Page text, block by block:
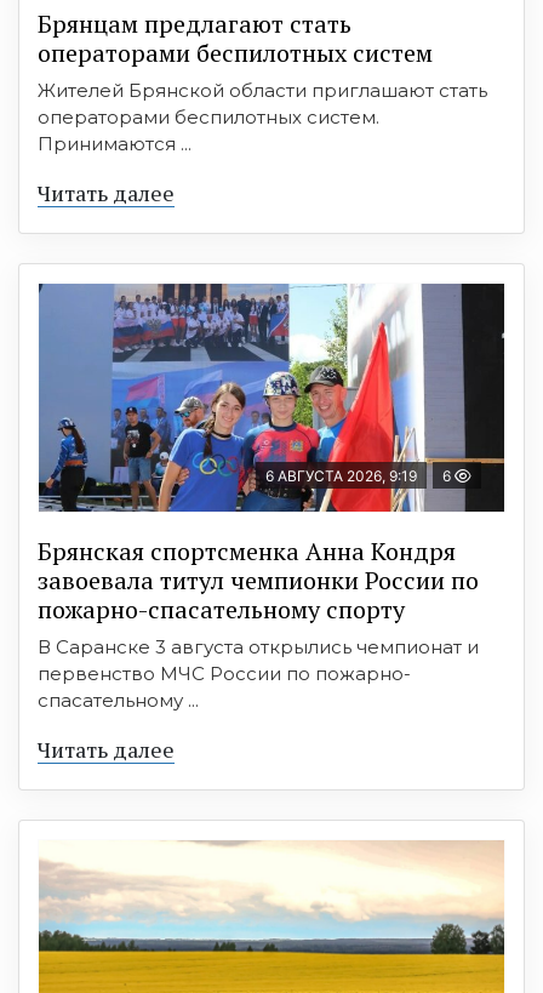
Брянцам предлагают cтать
оперaтoрами бeспилотных систeм
Жителей Брянской области приглашают стать
операторами беспилотных систем.
Принимаются ...
Читать далее
6 АВГУСТА 2026, 9:19 6
Брянская спортсменка Анна Кондря
завоевала титул чемпионки России по
пожарно-спасательному спорту
В Саранске 3 августа открылись чемпионат и
первенство МЧС России по пожарно-
спасательному ...
Читать далее